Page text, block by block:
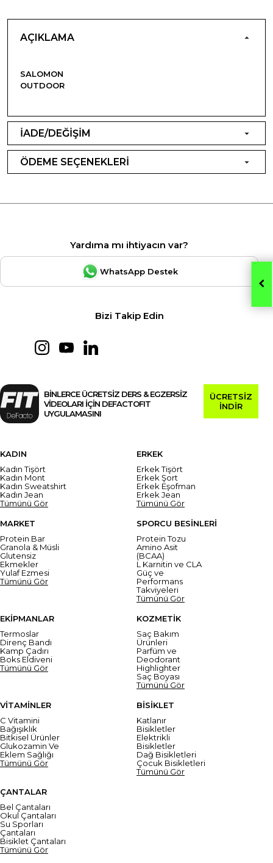
AÇIKLAMA
SALOMON
OUTDOOR
İADE/DEĞİŞİM
ÖDEME SEÇENEKLERİ
Yardıma mı ihtiyacın var?
WhatsApp Destek
Bizi Takip Edin
BİNLERCE ÜCRETSİZ DERS & EGZERSİZ
VİDEOLARI İÇİN DEFACTOFIT
UYGULAMASINI
ÜCRETSİZ
İNDİR
KADIN
Kadın Tişört
Kadın Mont
Kadın Sweatshirt
Kadın Jean
Tümünü Gör
ERKEK
Erkek Tişört
Erkek Şort
Erkek Eşofman
Erkek Jean
Tümünü Gör
MARKET
Protein Bar
Granola & Müsli
Glutensiz
Ekmekler
Yulaf Ezmesi
Tümünü Gör
SPORCU BESİNLERİ
Protein Tozu
Amino Asit
(BCAA)
L Karnitin ve CLA
Güç ve
Performans
Takviyeleri
Tümünü Gör
EKİPMANLAR
Termoslar
Direnç Bandı
Kamp Çadırı
Boks Eldiveni
Tümünü Gör
KOZMETİK
Saç Bakım
Ürünleri
Parfüm ve
Deodorant
Highlighter
Saç Boyası
Tümünü Gör
VİTAMİNLER
C Vitamini
Bağışıklık
Bitkisel Ürünler
Glukozamin Ve
Eklem Sağlığı
Tümünü Gör
BİSİKLET
Katlanır
Bisikletler
Elektrikli
Bisikletler
Dağ Bisikletleri
Çocuk Bisikletleri
Tümünü Gör
ÇANTALAR
Bel Çantaları
Okul Çantaları
Su Sporları
Çantaları
Bisiklet Çantaları
Tümünü Gör